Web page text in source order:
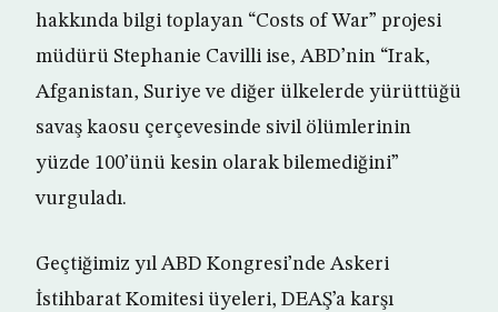
hakkında bilgi toplayan “Costs of War” projesi
müdürü Stephanie Cavilli ise, ABD’nin “Irak,
Afganistan, Suriye ve diğer ülkelerde yürüttüğü
savaş kaosu çerçevesinde sivil ölümlerinin
yüzde 100’ünü kesin olarak bilemediğini”
vurguladı.
Geçtiğimiz yıl ABD Kongresi’nde Askeri
İstihbarat Komitesi üyeleri, DEAŞ’a karşı